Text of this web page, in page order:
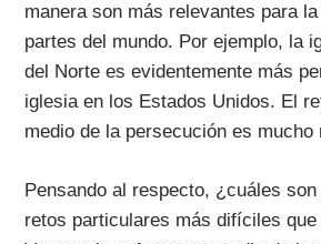
manera son más relevantes para
partes del mundo. Por ejemplo, la
del Norte es evidentemente más
iglesia en los Estados Unidos. El
medio de la persecución es
Pensando al respecto, ¿cuáles
retos particulares más difíciles